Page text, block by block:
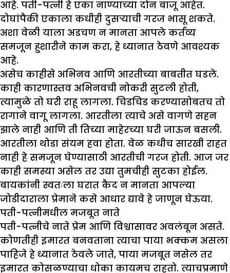
आहे. पती-पत्नी हे एका नाण्याच्या दोन बाजू आहेत.
दोघांपैकी एकाला कधीही दुसऱ्याची गरज भासू शकते.
अशा वेळी याला अडचण न मानता आपले कर्तव्य
समजून हुशारीने काम करा, हे ध्यानात ठेवणे आवश्यक
आहे.
असेच काहीसे अभिनव आणि आरतीच्या बाबतीत घडले.
काही कारणास्तव अभिनवची नोकरी सुटली होती,
त्यामुळे तो घरी राहू लागला. चिडचिड करण्यासोबतच तो
रागाने वागू लागला. आरतीला त्याचे असे वागणे सहन
झाले नाही आणि ती तिच्या माहेरच्या घरी जाऊन बसली.
आरतीला थोडा संयम हवा होता. वेळ कधीच सारखी राहत
नाही हे समजून घेण्यासाठी आरतीची गरज होती. आज जर
काही समस्या असेल तर उद्या तुमचीही सुटका होईल.
बायकांनी स्वतःला घरात कैद न मानता आपल्या
जोडीदाराला प्रेमाने कसे आधार द्यावे हे जाणून घेऊया.
पती-पत्नीमधील मजबूत नाते
पती-पत्नीचे नाते प्रेम आणि विश्वासावर अवलंबून असते.
कोणतीही इमारत बनवताना त्याचा पाया भक्कम असला
पाहिजे हे ध्यानात ठेवले जाते, पाया मजबूत नसेल तर
इमारत कोसळण्याचा धोका कायमच राहतो. त्याचप्रमाणे